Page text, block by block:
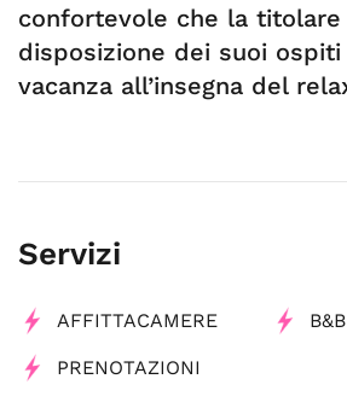
confortevole che la
disposizione dei suoi
vacanza all’insegna del
Servizi
AFFITTACAMERE B&B
PRENOTAZIONI